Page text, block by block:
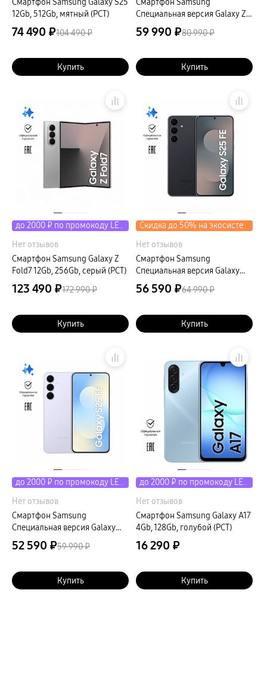
12Gb, 512Gb, мятный (РСТ)
74 490 ₽104 490 ₽
Купить
Специальная версия Galaxy Z
Флип7 FE 8Gb, 256Gb, черный
(РСТ)
59 990 ₽80 990 ₽
Купить
до 2000 ₽ по промокоду LETO
Нет отзывов
Смартфон Samsung Galaxy Z
Fold7 12Gb, 256Gb, серый (РСТ)
123 490 ₽172 990 ₽
Купить
Скидка до 50% на экосистему
Нет отзывов
Смартфон Samsung
Специальная версия Galaxy
S25 FE 8Gb, 512Gb, черный
(РСТ)
56 590 ₽64 990 ₽
Купить
до 2000 ₽ по промокоду LETO
Нет отзывов
Смартфон Samsung
Специальная версия Galaxy
S25 FE 8Gb, 256Gb, голубой
(РСТ)
52 590 ₽59 990 ₽
Купить
до 2000 ₽ по промокоду LETO
Нет отзывов
Смартфон Samsung Galaxy A17
4Gb, 128Gb, голубой (РСТ)
16 290 ₽
Купить